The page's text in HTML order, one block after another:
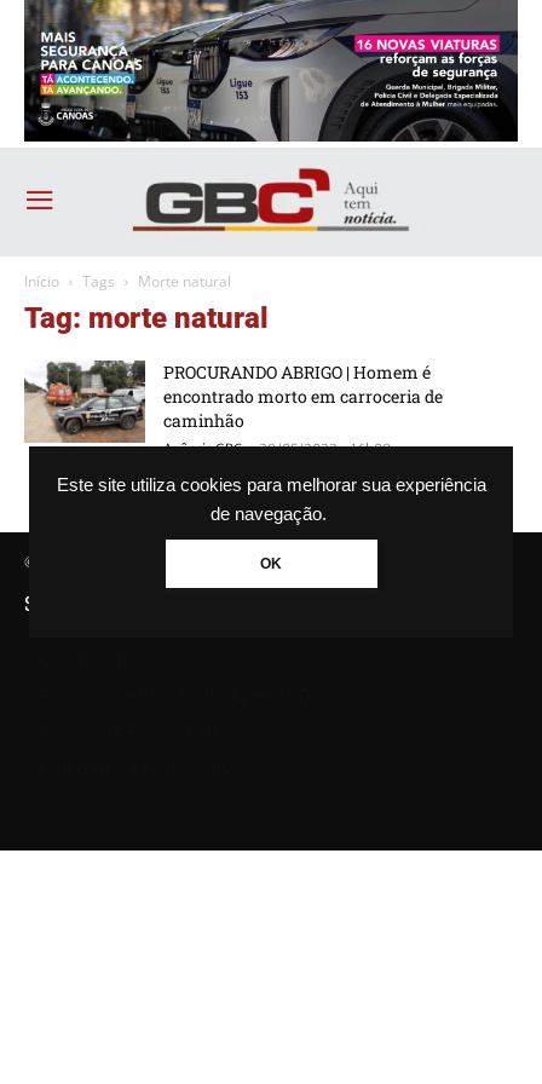
Este site utiliza cookies para melhorar sua experiência
de navegação.
OK
Início Tags Morte natural
Tag: morte natural
PROCURANDO ABRIGO | Homem é
encontrado morto em carroceria de
caminhão
Agência GBC - 28/05/2022 - 16h09
© Agência GBC. Aqui tem notícia. Todos os direitos reservados.
SAIBA MAIS SOBRE A AGÊNCIA GBC